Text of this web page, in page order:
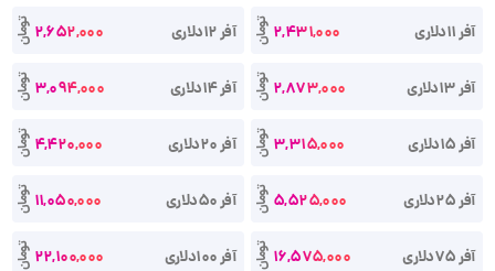
آفر 11دلاری 2,431,000 تومان آفر 12دلاری 2,652,000 تومان
آفر 13دلاری 2,873,000 تومان آفر 14دلاری 3,094,000 تومان
آفر 15دلاری 3,315,000 تومان آفر 20دلاری 4,420,000 تومان
آفر 25دلاری 5,525,000 تومان آفر 50دلاری 11,050,000 تومان
آفر 75دلاری 16,575,000 تومان آفر 100دلاری 22,100,000 تومان